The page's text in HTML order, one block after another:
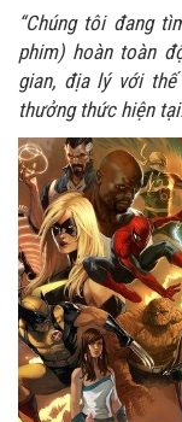
“Chúng tôi đang
phim) hoàn toàn
gian, địa lý với
thưởng thức hiện